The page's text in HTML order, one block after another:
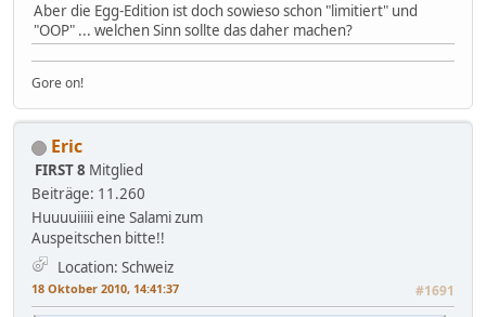
Aber die Egg-Edition ist doch sowieso schon "limitiert" und
"OOP" ... welchen Sinn sollte das daher machen?
Gore on!
Eric
FIRST 8 Mitglied
Beiträge: 11.260
Huuuuiiiii eine Salami zum
Auspeitschen bitte!!
Location: Schweiz
18 Oktober 2010, 14:41:37 #1691